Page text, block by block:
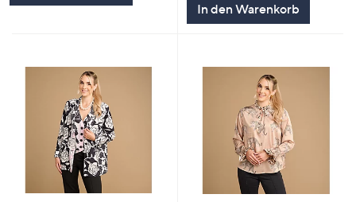
In den Warenkorb